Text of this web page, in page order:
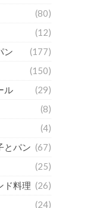
(80)
(12)
ン
(177)
(150)
ル
(29)
(8)
(4)
とパン (67)
(25)
ド料理 (26)
(24)